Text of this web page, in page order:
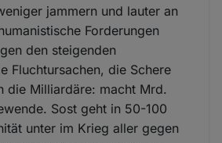
jammern und lauter an
Forderungen
den steigenden
Fluchtursachen, die Schere
die Milliardäre: macht Mrd.
Sost geht in 50-100
unter im Krieg aller gegen